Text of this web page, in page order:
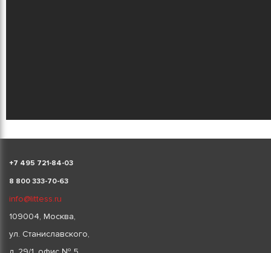
+7 495 721-84-03
8 800 333-70-63
info@littess.ru
109004, Москва,
ул. Станиславского,